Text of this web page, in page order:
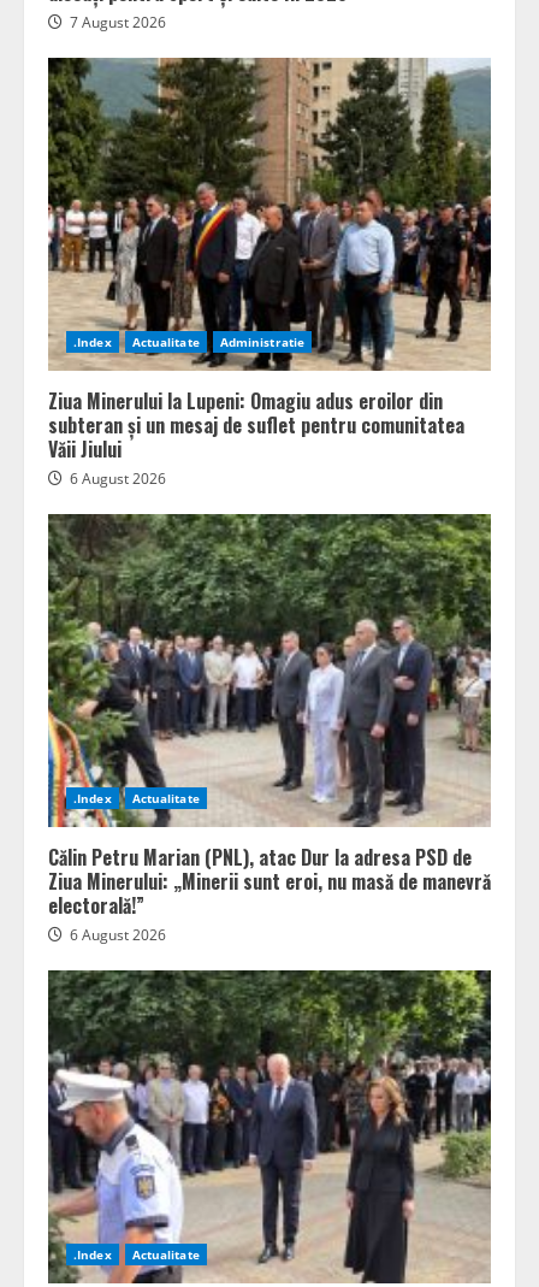
7 August 2026
.Index Actualitate Administratie
Ziua Minerului la Lupeni: Omagiu adus eroilor din
subteran și un mesaj de suflet pentru comunitatea
Văii Jiului
6 August 2026
.Index Actualitate
Călin Petru Marian (PNL), atac Dur la adresa PSD de
Ziua Minerului: „Minerii sunt eroi, nu masă de manevră
electorală!”
6 August 2026
.Index Actualitate